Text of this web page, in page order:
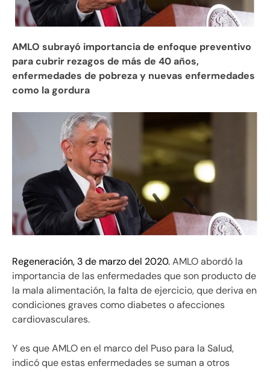
AMLO subrayó importancia de enfoque preventivo
para cubrir rezagos de más de 40 años,
enfermedades de pobreza y nuevas enfermedades
como la gordura
Regeneración, 3 de marzo del 2020.AMLO abordó la
importancia de las enfermedades que son producto de
la mala alimentación, la falta de ejercicio, que deriva en
condiciones graves como diabetes o afecciones
cardiovasculares.
Y es que AMLO en el marco del Puso para la Salud,
indicó que estas enfermedades se suman a otros